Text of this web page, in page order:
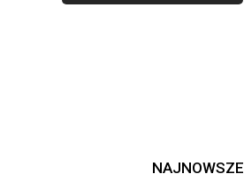
NAJNOWSZE